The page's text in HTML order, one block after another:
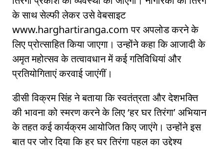
के साथ सेल्फी लेकर उसे वेबसाइट
www.harghartiranga.com पर अपलोड करने के
लिए प्रोत्साहित किया जाएगा। उन्होंने कहा कि आजादी के
अमृत महोत्सव के तत्वावधान में कई गतिविधियां और
प्रतियोगिताएं करवाई जाएंगीं।
डीसी विक्रम सिंह ने बताया कि स्वतंत्रता और देशभक्ति
की भावना को स्मरण करने के लिए ‘हर घर तिरंगा’ अभियान
के तहत कई कार्यक्रम आयोजित किए जाएंगे। उन्होंने इस
बात पर जोर दिया कि हर घर तिरंगा पहल का उद्देश्य